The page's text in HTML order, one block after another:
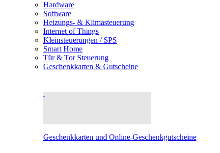
Hardware
Software
Heizungs- & Klimasteuerung
Internet of Things
Kleinsteuerungen / SPS
Smart Home
Tür & Tor Steuerung
Geschenkkarten & Gutscheine
Geschenkkarten und Online-Geschenkgutscheine